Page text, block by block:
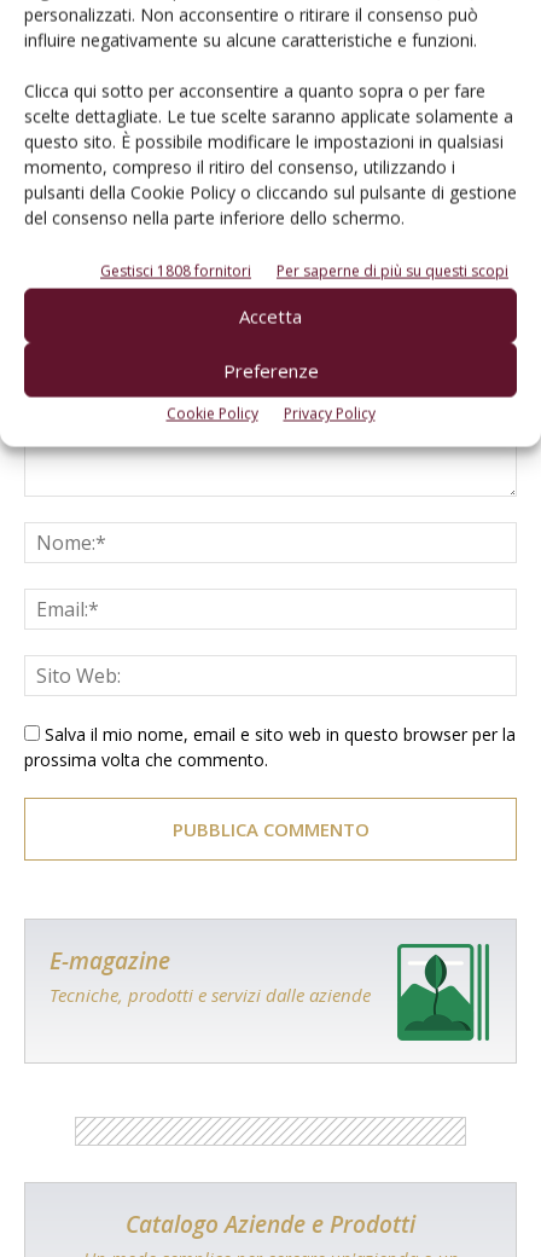
personalizzati. Non acconsentire o ritirare il consenso può
influire negativamente su alcune caratteristiche e funzioni.
Clicca qui sotto per acconsentire a quanto sopra o per fare
scelte dettagliate. Le tue scelte saranno applicate solamente a
questo sito. È possibile modificare le impostazioni in qualsiasi
momento, compreso il ritiro del consenso, utilizzando i
pulsanti della Cookie Policy o cliccando sul pulsante di gestione
del consenso nella parte inferiore dello schermo.
Gestisci 1808 fornitori Per saperne di più su questi scopi
Accetta
Preferenze
Cookie Policy Privacy Policy
una viticoltura più sostenibile
LASCIA UN COMMENTO
Salva il mio nome, email e sito web in questo browser per la
prossima volta che commento.
E-magazine
Tecniche, prodotti e servizi dalle aziende
Catalogo Aziende e Prodotti